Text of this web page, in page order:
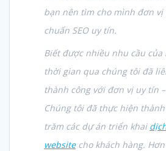
bạn nên tìm cho mình đơn vị
chuẩn SEO uy tín.
Biết được nhiều nhu cầu của
thời gian qua chúng tôi đã
thành công với đơn vị uy tín –
Chúng tôi đã thực hiện
trăm các dự án triển khai
websitecho khách hàng.